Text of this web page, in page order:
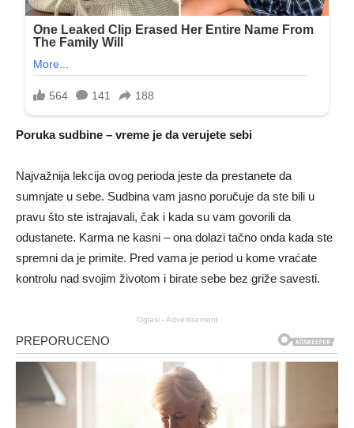
Poruka sudbine – vreme je da verujete sebi
Najvažnija lekcija ovog perioda jeste da prestanete da
sumnjate u sebe. Sudbina vam jasno poručuje da ste bili u
pravu što ste istrajavali, čak i kada su vam govorili da
odustanete. Karma ne kasni – ona dolazi tačno onda kada ste
spremni da je primite. Pred vama je period u kome vraćate
kontrolu nad svojim životom i birate sebe bez griže savesti.
Oglasi - Advertisement